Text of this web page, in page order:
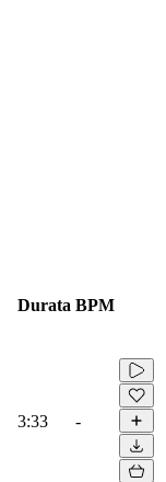
Durata BPM
3:33 -